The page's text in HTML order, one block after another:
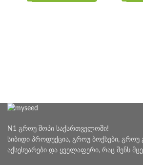
N1 გროუ შოპი საქართველოში!
სიბიდი პროდუქცია, გროუ ბოქსები, გროუ
აქსესუარები და ყველაფერი, რაც შენს